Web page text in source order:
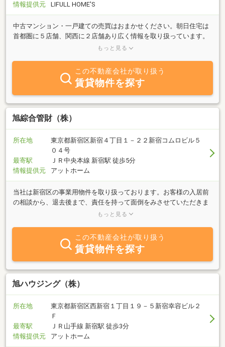
情報提供元
LIFULL HOME'S
中古マンション・一戸建ての売買はおまかせください。朝日住宅は
首都圏に５店舗、関西に２店舗あり広く情報を取り扱っています。
ダブルコンサルタントのフォロー体制でお客様のご希望に応えまた
もっと見る
この不動産会社が取り扱う
賃貸物件を探す
旭綜合管財（株）
所在地
東京都新宿区新宿４丁目１－２２新宿コムロビル５
０４号
最寄駅
ＪＲ中央本線 新宿駅 徒歩5分
情報提供元
アットホーム
当社は新宿区の事業用物件を取り扱っております。お客様の入居前
の相談から、退去後まで、責任を持って面倒をみさせていただきま
す。それが、当社が新宿４丁目で末永く支持される理由です。物件
もっと見る
この不動産会社が取り扱う
賃貸物件を探す
旭ハウジング（株）
所在地
東京都新宿区西新宿１丁目１９－５新宿幸容ビル２
Ｆ
最寄駅
ＪＲ山手線 新宿駅 徒歩3分
情報提供元
アットホーム